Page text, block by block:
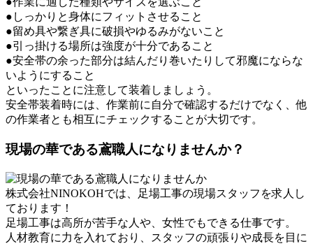
●しっかりと身体にフィットさせること
●留め具や繋ぎ具に破損やゆるみがないこと
●引っ掛ける場所は強度が十分であること
●安全帯の余った部分は結んだり巻いたりして邪魔にならな
いようにすること
といったことに注意して装着しましょう。
安全帯装着時には、作業前に自分で確認するだけでなく、他
の作業者とも相互にチェックすることが大切です。
現場の華である鳶職人になりませんか？
株式会社NINOKOHでは、足場工事の現場スタッフを求人し
ております！
足場工事は高所が苦手な人や、女性でもできる仕事です。
人材教育に力を入れており、スタッフの頑張りや成長を目に